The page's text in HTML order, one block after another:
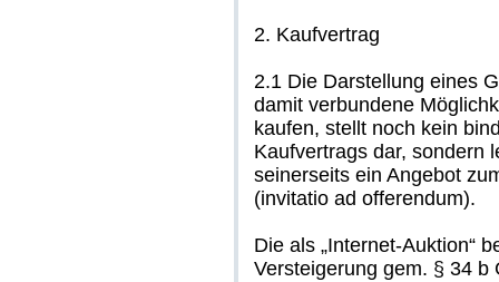
2. Kaufvertrag
2.1 Die Darstellung eines
damit verbundene
kaufen, stellt noch kein
Kaufvertrags dar, sondern
seinerseits ein Angebot
(invitatio ad offerendum).
Die als „Internet-Auktion“
Versteigerung gem. § 34 b